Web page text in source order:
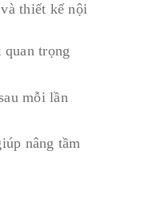
thiết kế nội
trọng
mỗi lần
nâng tầm